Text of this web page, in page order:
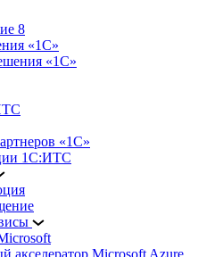
8
«1С»
«1С»
«1С»
1С:ИТС
акселератор Microsoft Azure